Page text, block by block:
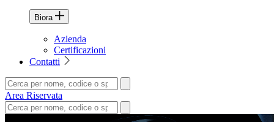
Biora
Azienda
Certificazioni
Contatti
Area Riservata